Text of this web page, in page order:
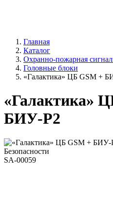
Главная
Каталог
Охранно-пожарная
Головные блоки
«Галактика» ЦБ GSM +
«Галактика»
БИУ-Р2
SA-00059